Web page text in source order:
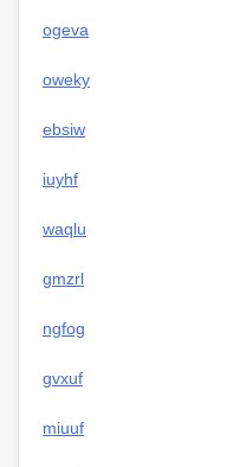
ogeva
oweky
ebsiw
iuyhf
waqlu
gmzrl
ngfog
gvxuf
miuuf